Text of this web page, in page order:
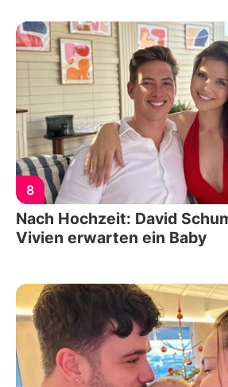
8
Nach Hochzeit: David
Vivien erwarten ein Baby